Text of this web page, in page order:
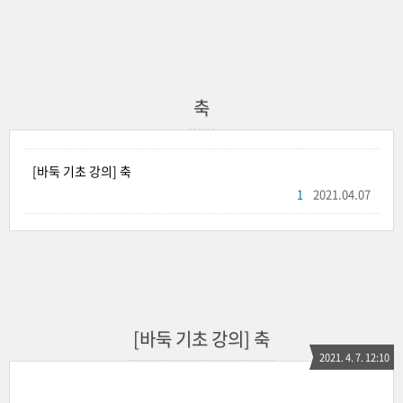
축
[바둑 기초 강의] 축
2021.04.07
1
[바둑 기초 강의] 축
2021. 4. 7. 12:10